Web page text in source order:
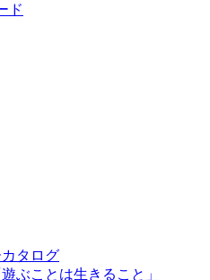
ド
タログ
ぶことは生きること」